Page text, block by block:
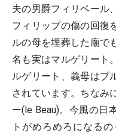
夫の男爵フィリベール
フィリップの傷の回復
ルの母を埋葬した廟で
名も実はマルゲリート
ルゲリート、義母はブ
されています。ちなみ
ー(le Beau)。今風の日
トがめろめろになる